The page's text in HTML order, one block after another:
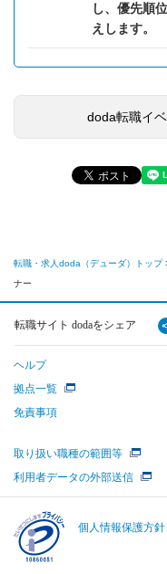
し、優先順
えします。
doda転職イ
転職・求人doda（デューダ）トップ
ナー
転職サイト dodaをシェア
ヘルプ
拠点一覧
免責事項
取り扱い職種の範囲等
利用者データの外部送信
個人情報保護方針